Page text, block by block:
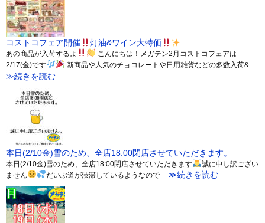
コストコフェア開催 灯油&ワイン大特価
あの商品が入荷するよ
こんにちは！メガテン2月コストコフェアは
2/17(金)です
新商品や人気のチョコレートや日用雑貨などの多数入荷&
≫続きを読む
本日(2/10金)雪のため、全店18:00閉店させていただきます。
本日(2/10金)雪のため、全店18:00閉店させていただきます
誠に申し訳ござい
ません
だいぶ道が渋滞しているようなので≫続きを読む